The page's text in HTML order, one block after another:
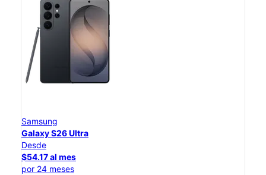
Samsung
Galaxy S26 Ultra
Desde
$54.17 al mes
por 24 meses